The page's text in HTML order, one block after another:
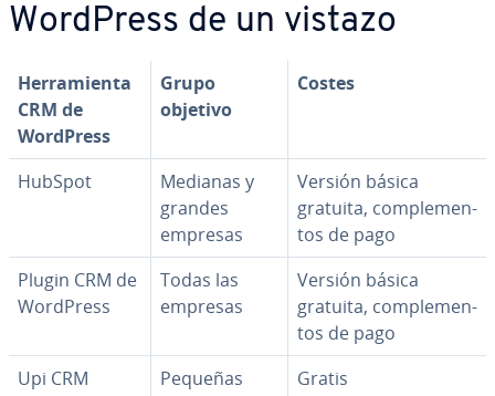
WordPress de un vistazo
He­rra­mie­n­ta
CRM de
WordPress
Grupo
objetivo
Costes
HubSpot
Medianas y
grandes
empresas
Versión básica
gratuita, co­m­ple­me­n­
tos de pago
Plugin CRM de
WordPress
Todas las
empresas
Versión básica
gratuita, co­m­ple­me­n­
tos de pago
Upi CRM
Pequeñas
Gratis